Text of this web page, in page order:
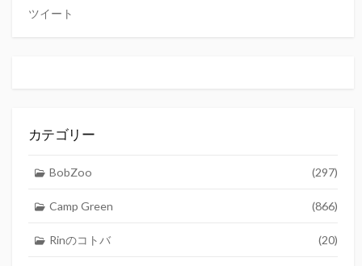
ツイート
カテゴリー
BobZoo (297)
Camp Green (866)
Rinのコトバ (20)